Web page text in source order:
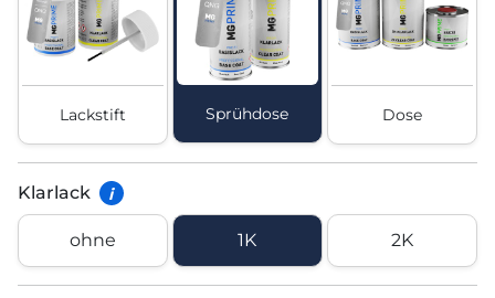
Lackstift Sprühdose Dose
Klarlack i
ohne 1K 2K